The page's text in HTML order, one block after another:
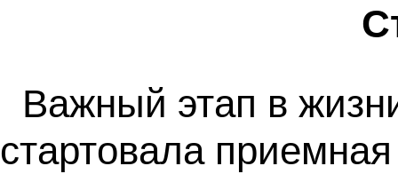
Важный этап в
стартовала